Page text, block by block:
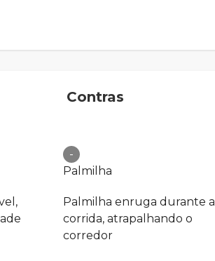
Contras
-
Palmilha
Palmilha enruga durante a
corrida, atrapalhando o
corredor